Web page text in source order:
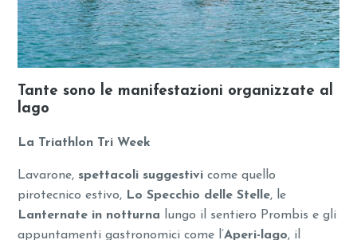
Tante sono le manifestazioni organizzate al
lago
La Triathlon Tri Week
Lavarone, spettacoli suggestivi come quello
pirotecnico estivo, Lo Specchio delle Stelle, le
Lanternate in notturna lungo il sentiero Prombis e gli
appuntamenti gastronomici come l’Aperi-lago, il